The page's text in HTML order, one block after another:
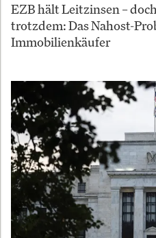
EZB hält Leitzinsen –
trotzdem: Das Nahost-
Immobilienkäufer